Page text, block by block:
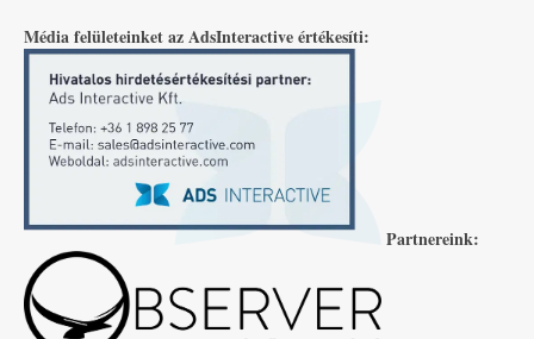
Média felületeinket az AdsInteractive értékesíti:
Partnereink: